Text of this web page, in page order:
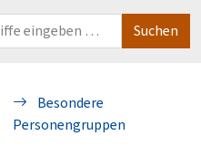
Besondere
Personengruppen